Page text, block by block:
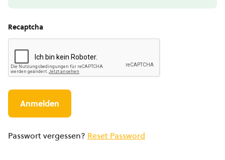
Recaptcha
Passwort vergessen? Reset Password